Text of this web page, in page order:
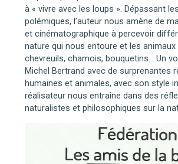
à « vivre avec les loups ». Dépassant
polémiques, l’auteur nous amène de
et cinématographique à percevoir
nature qui nous entoure et les animaux
chevreuils, chamois, bouquetins… Un
Michel Bertrand avec de surprenantes
humaines et animales, avec son style
réalisateur nous entraîne dans des
naturalistes et philosophiques sur la